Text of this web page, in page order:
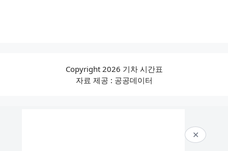
Copyright 2026 기차 시간표
자료 제공 : 공공데이터
✕